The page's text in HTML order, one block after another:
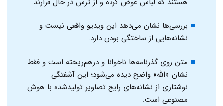
هستند که لباس عوض کرده و از ترس در حال فرارند.
بررسی‌ها نشان می‌دهد این ویدیو واقعی نیست و
نشانه‌هایی از ساختگی بودن دارد.
متن روی گذرنامه‌ها ناخوانا و درهم‌ریخته است و فقط
نشان «الله» واضح دیده می‌شود؛ این آشفتگی
نوشتاری از نشانه‌های رایج تصاویر تولیدشده با هوش
مصنوعی است.